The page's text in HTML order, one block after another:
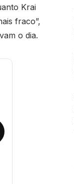
Krai
fraco”,
o dia.